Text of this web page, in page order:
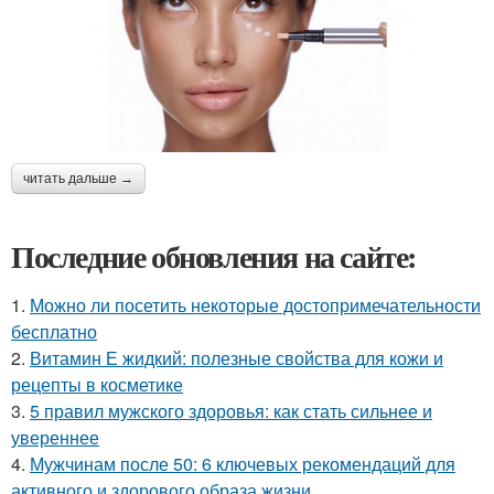
читать дальше →
Последние обновления на сайте:
1. Можно ли посетить некоторые достопримечательности
бесплатно
2. Витамин Е жидкий: полезные свойства для кожи и
рецепты в косметике
3. 5 правил мужского здоровья: как стать сильнее и
увереннее
4. Мужчинам после 50: 6 ключевых рекомендаций для